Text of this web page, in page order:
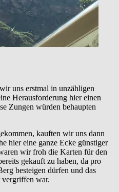
uns erstmal in unzähligen
Herausforderung hier einen
Zungen würden behaupten
kauften wir uns dann
hier eine ganze Ecke günstiger
wir froh die Karten für den
gekauft zu haben, da pro
besteigen dürfen und das
vergriffen war.